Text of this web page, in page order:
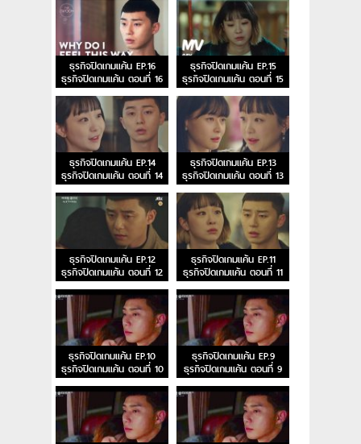
ธุรกิจปิดเกมแค้น EP.16
ธุรกิจปิดเกมแค้น ตอนที่ 16
ธุรกิจปิดเกมแค้น EP.15
ธุรกิจปิดเกมแค้น ตอนที่ 15
ธุรกิจปิดเกมแค้น EP.14
ธุรกิจปิดเกมแค้น ตอนที่ 14
ธุรกิจปิดเกมแค้น EP.13
ธุรกิจปิดเกมแค้น ตอนที่ 13
ธุรกิจปิดเกมแค้น EP.12
ธุรกิจปิดเกมแค้น ตอนที่ 12
ธุรกิจปิดเกมแค้น EP.11
ธุรกิจปิดเกมแค้น ตอนที่ 11
ธุรกิจปิดเกมแค้น EP.10
ธุรกิจปิดเกมแค้น ตอนที่ 10
ธุรกิจปิดเกมแค้น EP.9
ธุรกิจปิดเกมแค้น ตอนที่ 9